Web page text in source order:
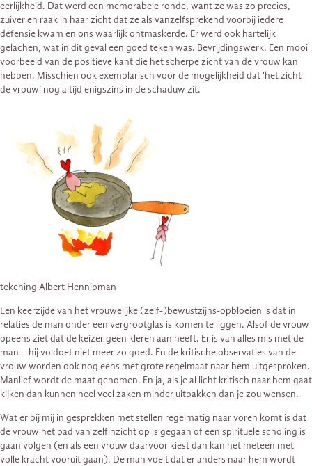
eerlijkheid. Dat werd een memorabele ronde, want ze was zo precies,
zuiver en raak in haar zicht dat ze als vanzelfsprekend voorbij iedere
defensie kwam en ons waarlijk ontmaskerde. Er werd ook hartelijk
gelachen, wat in dit geval een goed teken was. Bevrijdingswerk. Een mooi
voorbeeld van de positieve kant die het scherpe zicht van de vrouw kan
hebben. Misschien ook exemplarisch voor de mogelijkheid dat ‘het zicht
de vrouw’ nog altijd enigszins in de schaduw zit.
tekening Albert Hennipman
Een keerzijde van het vrouwelijke (zelf-)bewustzijns-opbloeien is dat in
relaties de man onder een vergrootglas is komen te liggen. Alsof de vrouw
opeens ziet dat de keizer geen kleren aan heeft. Er is van alles mis met de
man – hij voldoet niet meer zo goed. En de kritische observaties van de
vrouw worden ook nog eens met grote regelmaat naar hem uitgesproken.
Manlief wordt de maat genomen. En ja, als je al licht kritisch naar hem gaat
kijken dan kunnen heel veel zaken minder uitpakken dan je zou wensen.
Wat er bij mij in gesprekken met stellen regelmatig naar voren komt is dat
de vrouw het pad van zelfinzicht op is gegaan of een spirituele scholing is
gaan volgen (en als een vrouw daarvoor kiest dan kan het meteen met
volle kracht vooruit gaan). De man voelt dat er anders naar hem wordt